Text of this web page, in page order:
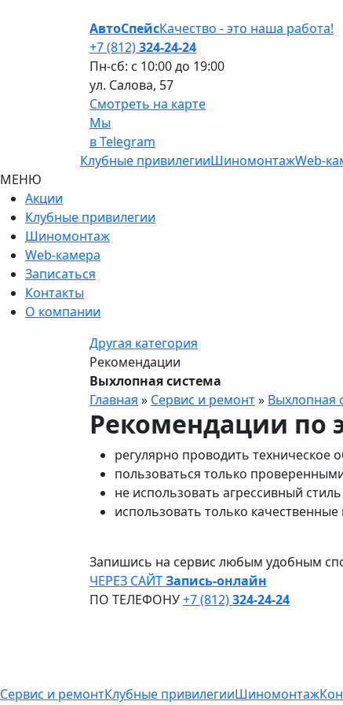
АвтоСпейсКачество - это наша работа!
+7 (812)324-24-24
Пн-сб: с 10:00 до 19:00
ул. Салова, 57
Смотреть на карте
Мы
в Telegram
Клубные привилегииШиномонтажWeb-
МЕНЮ
Акции
Клубные привилегии
Шиномонтаж
Web-камера
Записаться
Контакты
О компании
Другая категория
Рекомендации
Выхлопная система
Главная » Сервис и ремонт» Выхлопная
Рекомендации по
регулярно проводить техническое
пользоваться только
не использовать агрессивный
использовать только
Запишись на сервис любым удобным
ЧЕРЕЗ САЙТЗапись-онлайн
ПО ТЕЛЕФОНУ+7 (812)324-24-24
Сервис и ремонтКлубные привилегииШиномонтаж